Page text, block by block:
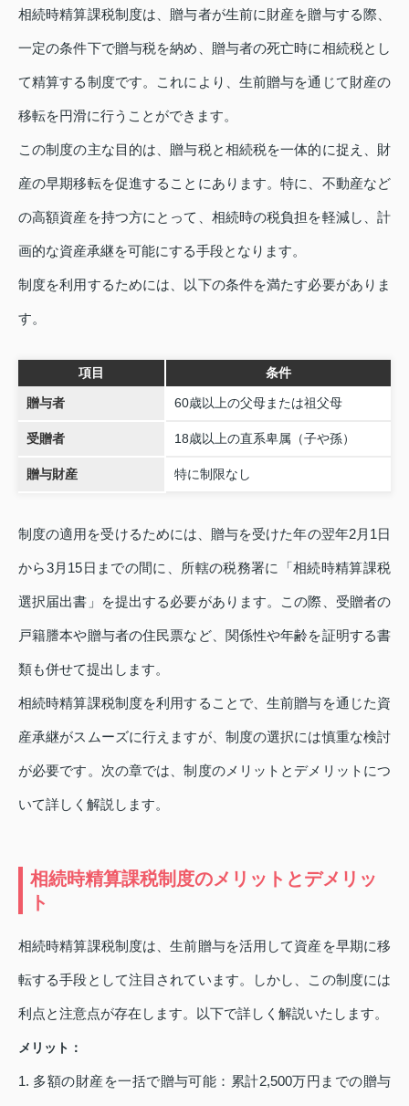
相続時精算課税制度は、贈与者が生前に財産を贈与する際、
一定の条件下で贈与税を納め、贈与者の死亡時に相続税とし
て精算する制度です。これにより、生前贈与を通じて財産の
移転を円滑に行うことができます。
この制度の主な目的は、贈与税と相続税を一体的に捉え、財
産の早期移転を促進することにあります。特に、不動産など
の高額資産を持つ方にとって、相続時の税負担を軽減し、計
画的な資産承継を可能にする手段となります。
制度を利用するためには、以下の条件を満たす必要がありま
す。
項目 条件
贈与者 60歳以上の父母または祖父母
受贈者 18歳以上の直系卑属（子や孫）
贈与財産 特に制限なし
制度の適用を受けるためには、贈与を受けた年の翌年2月1日
から3月15日までの間に、所轄の税務署に「相続時精算課税
選択届出書」を提出する必要があります。この際、受贈者の
戸籍謄本や贈与者の住民票など、関係性や年齢を証明する書
類も併せて提出します。
相続時精算課税制度を利用することで、生前贈与を通じた資
産承継がスムーズに行えますが、制度の選択には慎重な検討
が必要です。次の章では、制度のメリットとデメリットにつ
いて詳しく解説します。
相続時精算課税制度のメリットとデメリッ
ト
相続時精算課税制度は、生前贈与を活用して資産を早期に移
転する手段として注目されています。しかし、この制度には
利点と注意点が存在します。以下で詳しく解説いたします。
メリット：
1. 多額の財産を一括で贈与可能：累計2,500万円までの贈与